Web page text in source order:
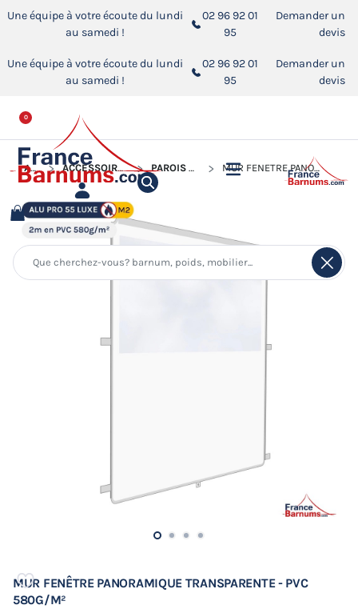
Une équipe à votre écoute du lundi
au samedi !
02 96 92 01
95
Demander un
devis
Une équipe à votre écoute du lundi
au samedi !
02 96 92 01
95
Demander un
devis
0
ACCUEIL ACCESSOIRES POUR BARNUMS PLIANTS PAROIS POUR BARNUM PLIANT MUR FENÊTRE PANORAMIQUE TRANSPARENTE - PVC 580G/M²
MUR FENÊTRE PANORAMIQUE TRANSPARENTE - PVC
580G/M²